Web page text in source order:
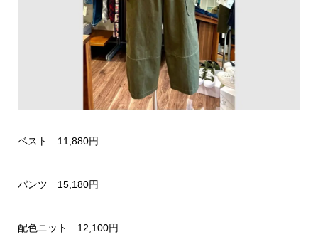
ベスト 11,880円
パンツ 15,180円
配色ニット 12,100円